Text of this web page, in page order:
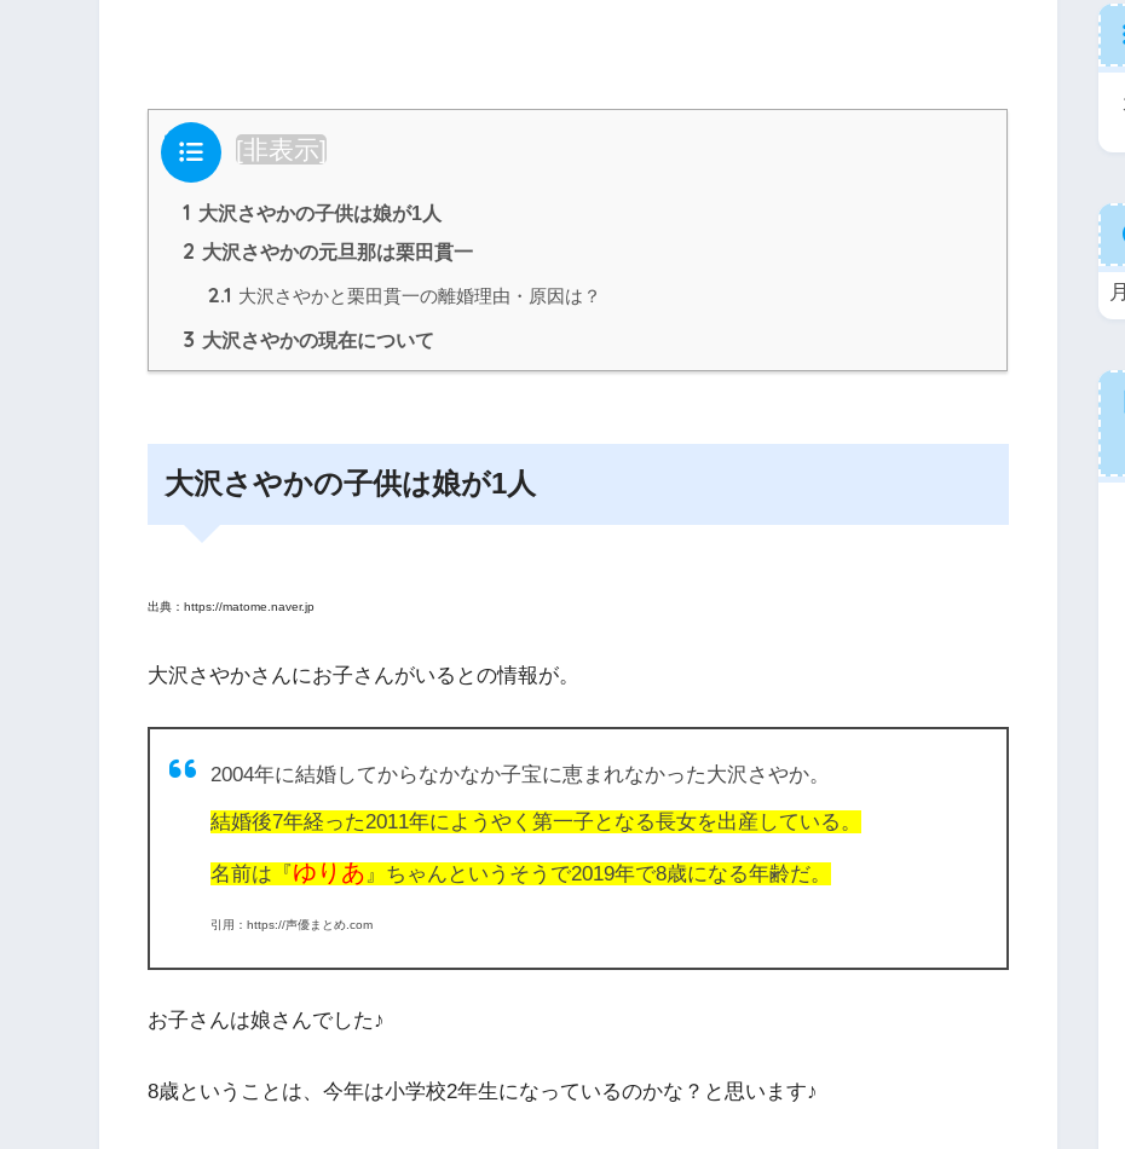
目次 [非表示]
1 大沢さやかの子供は娘が1人
2 大沢さやかの元旦那は栗田貫一
2.1 大沢さやかと栗田貫一の離婚理由・原因は？
3 大沢さやかの現在について
大沢さやかの子供は娘が1人
出典：https://matome.naver.jp
大沢さやかさんにお子さんがいるとの情報が。
2004年に結婚してからなかなか子宝に恵まれなかった大沢さやか。
結婚後7年経った2011年にようやく第一子となる長女を出産している。
名前は『ゆりあ 』ちゃんというそうで2019年で8歳になる年齢だ。
引用：https://声優まとめ.com
お子さんは娘さんでした♪
8歳ということは、今年は小学校2年生になっているのかな？と思います♪